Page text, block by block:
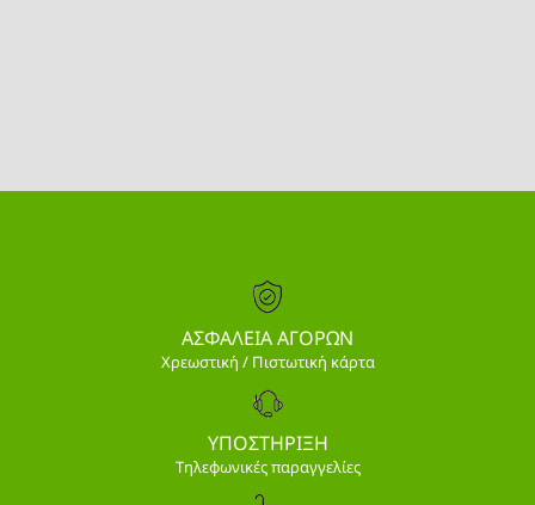
ΑΣΦΑΛΕΙΑ ΑΓΟΡΩΝ
Χρεωστική / Πιστωτική κάρτα
ΥΠΟΣΤΗΡΙΞΗ
Τηλεφωνικές παραγγελίες